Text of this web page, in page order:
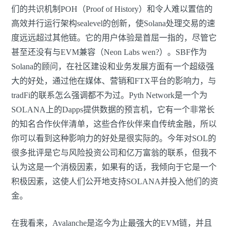
们的共识机制POH（Proof of History）和令人难以置信的
高效并行运行架构sealevel的创新，使Solana处理交易的速
度远远超过其他链。它的用户体验是首屈一指的，尽管它
甚至还没有与EVM兼容（Neon Labs wen?）。SBF作为
Solana的顾问，在社区建设和业务发展方面有一个超级强
大的好处，通过他在媒体、营销和FTX平台的影响力，与
tradFi的联系怎么强调都不为过。Pyth Network是一个为
SOLANA上的Dapps提供数据的预言机，它有一个非常长
的知名合作伙伴清单，这些合作伙伴来自传统金融，所以
你可以看到这种影响力的好处是很实际的。今年对SOL的
很多批评是它与风险投资公司和亿万富翁的联系，但我不
认为这是一个消极因素，如果有的话，我倾向于它是一个
积极因素，这使人们公开地支持SOLANA并投入他们的资
金。
在我看来，Avalanche是迄今为止最强大的EVM链，并且